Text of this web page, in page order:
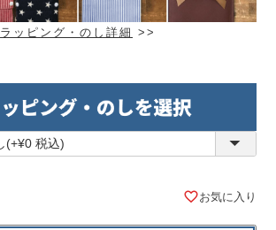
ラッピング・のし詳細 >>
お気に入り